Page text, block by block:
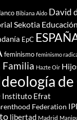
Bibiana Aido David
Sekotia Educación
EpC
feminismo feminismo
Familia Hazte Oir
Instituto Efrat
Federation
libertad Madrid